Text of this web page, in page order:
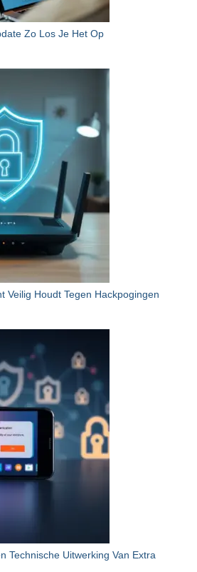
Zo Los Je Het Op
Veilig Houdt Tegen Hackpogingen
Technische Uitwerking Van Extra